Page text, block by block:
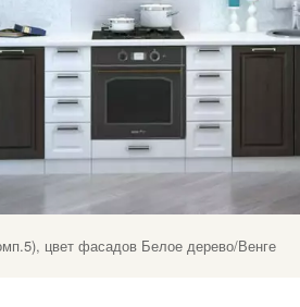
цвет фасадов Белое дерево/Венге